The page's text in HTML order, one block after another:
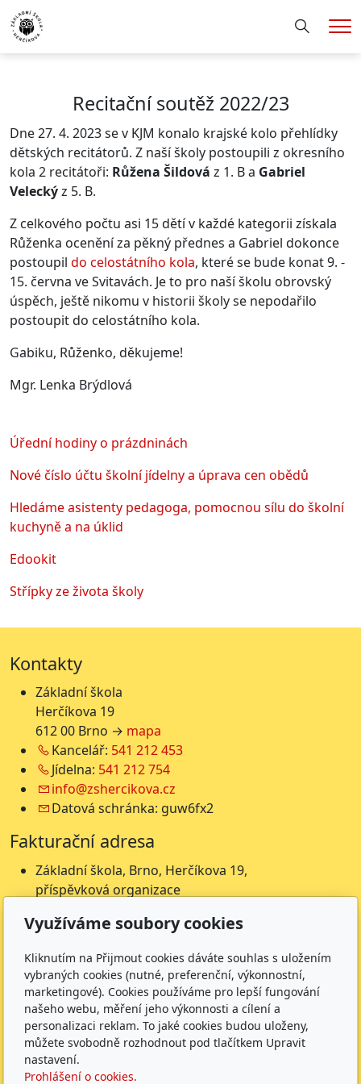
Hledání
Recitační soutěž 2022/23
Dne 27. 4. 2023 se v KJM konalo krajské kolo přehlídky
dětských recitátorů. Z naší školy postoupili z okresního
kola 2 recitátoři: Růžena Šildová z 1. B a Gabriel
Veleckýz 5. B.
Z celkového počtu asi 15 dětí v každé kategorii získala
Růženka ocenění za pěkný přednes a Gabriel dokonce
postoupil do celostátního kola, které se bude konat 9. -
15. června ve Svitavách. Je to pro naší školu obrovský
úspěch, ještě nikomu v historii školy se nepodařilo
postoupit do celostátního kola.
Gabiku, Růženko, děkujeme!
Mgr. Lenka Brýdlová
Úřední hodiny o prázdninách
Nové číslo účtu školní jídelny a úprava cen obědů
Hledáme asistenty pedagoga, pomocnou sílu do školní
kuchyně a na úklid
Edookit
Střípky ze života školy
Kontakty
Základní škola
Herčíkova 19
612 00 Brno → mapa
Kancelář: 541 212 453
Jídelna: 541 212 754
info@zshercikova.cz
Datová schránka: guw6fx2
Fakturační adresa
Základní škola, Brno, Herčíkova 19,
příspěvková organizace
612 00 Brno
Nejsme plátci DPH
Čísla účtů
Škola: 27225621/0100
Jídelna: 1027831896/0100
Využíváme soubory cookies
Kliknutím na Přijmout cookies dáváte souhlas s uložením
vybraných cookies (nutné, preferenční, výkonnostní,
marketingové). Cookies používáme pro lepší fungování
našeho webu, měření jeho výkonnosti a cílení a
personalizaci reklam. To jaké cookies budou uloženy,
můžete svobodně rozhodnout pod tlačítkem Upravit
nastavení.
Prohlášení o cookies.